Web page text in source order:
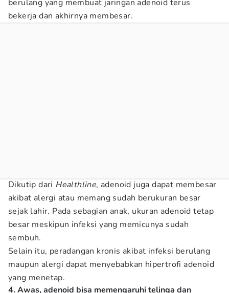
berulang yang membuat jaringan adenoid terus
bekerja dan akhirnya membesar.
Dikutip dari Healthline, adenoid juga dapat membesar
akibat alergi atau memang sudah berukuran besar
sejak lahir. Pada sebagian anak, ukuran adenoid tetap
besar meskipun infeksi yang memicunya sudah
sembuh.
Selain itu, peradangan kronis akibat infeksi berulang
maupun alergi dapat menyebabkan hipertrofi adenoid
yang menetap.
4. Awas, adenoid bisa memengaruhi telinga dan